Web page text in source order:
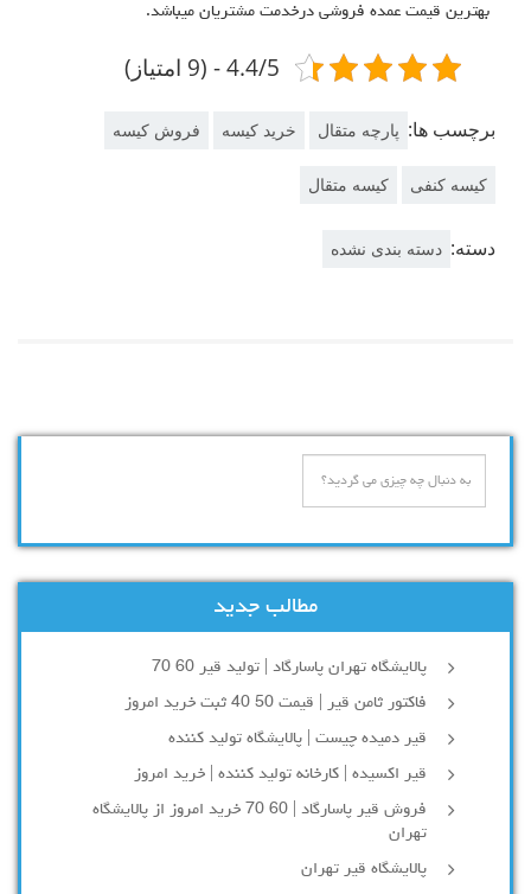
بهترین قیمت عمده فروشی درخدمت مشتریان میباشد.
4.4/5 - (9 امتیاز)
برچسب ها: پارچه متقال خرید کیسه فروش کیسه
کیسه کنفی کیسه متقال
دسته: دسته بندی نشده
مطالب جدید
پالایشگاه تهران پاسارگاد | تولید قیر 60 70
فاکتور ثامن قیر | قیمت 50 40 ثبت خرید امروز
قیر دمیده چیست | پالایشگاه تولید کننده
قیر اکسیده | کارخانه تولید کننده | خرید امروز
فروش قیر پاسارگاد | 60 70 خرید امروز از پالایشگاه
تهران
پالایشگاه قیر تهران